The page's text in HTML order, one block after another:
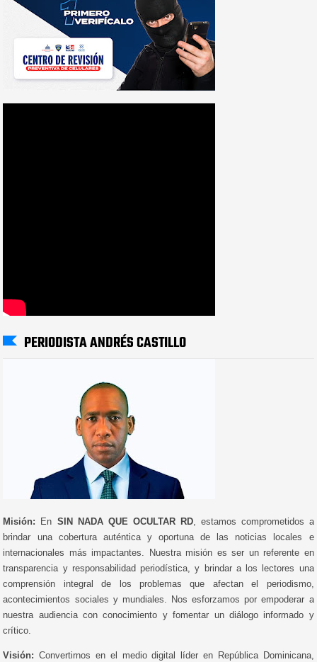
PERIODISTA ANDRÉS CASTILLO
Misión: En SIN NADA QUE OCULTAR RD, estamos comprometidos a
brindar una cobertura auténtica y oportuna de las noticias locales e
internacionales más impactantes. Nuestra misión es ser un referente en
transparencia y responsabilidad periodística, y brindar a los lectores una
comprensión integral de los problemas que afectan el periodismo,
acontecimientos sociales y mundiales. Nos esforzamos por empoderar a
nuestra audiencia con conocimiento y fomentar un diálogo informado y
crítico.
Visión: Convertirnos en el medio digital líder en República Dominicana,